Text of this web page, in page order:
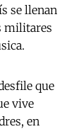
se llenan
militares
que
vive
en